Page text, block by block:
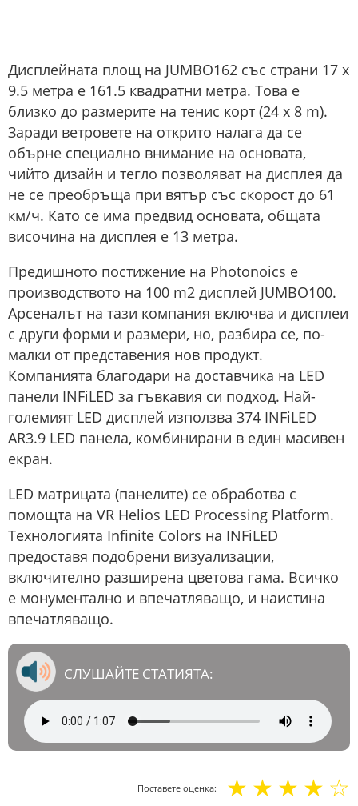
Дисплейната площ на JUMBO162 със страни 17 x
9.5 метра е 161.5 квадратни метра. Това е
близко до размерите на тенис корт (24 x 8 m).
Заради ветровете на открито налага да се
обърне специално внимание на основата,
чийто дизайн и тегло позволяват на дисплея да
не се преобръща при вятър със скорост до 61
км/ч. Като се има предвид основата, общата
височина на дисплея е 13 метра.
Предишното постижение на Photonoics е
производството на 100 m2 дисплей JUMBO100.
Арсеналът на тази компания включва и дисплеи
с други форми и размери, но, разбира се, по-
малки от представения нов продукт.
Компанията благодари на доставчика на LED
панели INFiLED за гъвкавия си подход. Най-
големият LED дисплей използва 374 INFiLED
AR3.9 LED панела, комбинирани в един масивен
екран.
LED матрицата (панелите) се обработва с
помощта на VR Helios LED Processing Platform.
Технологията Infinite Colors на INFiLED
предоставя подобрени визуализации,
включително разширена цветова гама. Всичко
е монументално и впечатляващо, и наистина
впечатляващо.
СЛУШАЙТЕ СТАТИЯТА:
Поставете оценка: ☆
☆
☆
☆
☆